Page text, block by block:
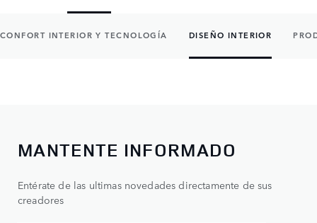
CONFORT INTERIOR Y TECNOLOGÍA DISEÑO INTERIOR
MANTENTE INFORMADO
Entérate de las ultimas novedades directamente de sus
creadores